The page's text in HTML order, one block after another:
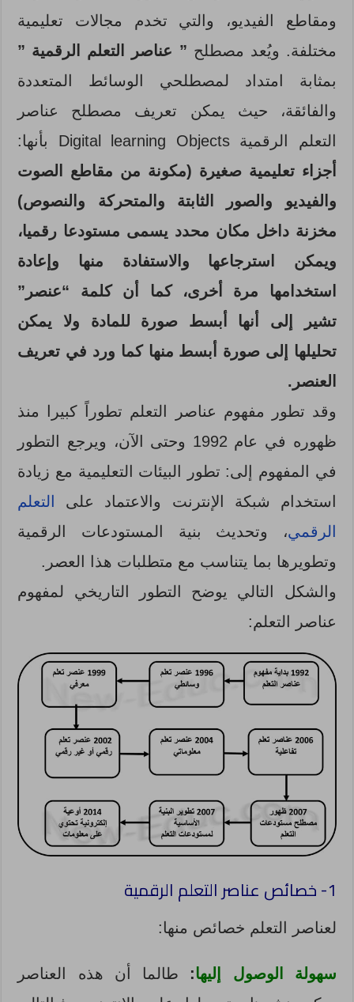
ومقاطع الفيديو، والتي تخدم مجالات تعليمية
مختلفة. ويُعد مصطلح ” عناصر التعلم الرقمية ”
بمثابة امتداد لمصطلحي الوسائط المتعددة
والفائقة، حيث يمكن تعريف مصطلح عناصر
التعلم الرقمية Digital learning Objects بأنها:
أجزاء تعليمية صغيرة (مكونة من مقاطع الصوت
والفيديو والصور الثابتة والمتحركة والنصوص)
مخزنة داخل مكان محدد يسمى مستودعا رقميا،
ويمكن استرجاعها والاستفادة منها وإعادة
استخدامها مرة أخرى، كما أن كلمة “عنصر”
تشير إلى أنها أبسط صورة للمادة ولا يمكن
تحليلها إلى صورة أبسط منها كما ورد في تعريف
العنصر.
وقد تطور مفهوم عناصر التعلم تطوراً كبيرا منذ
ظهوره
في عام 1992 وحتى الآن، ويرجع التطور
في المفهوم إلى: تطور البيئات التعليمية مع زيادة
استخدام شبكة الإنترنت والاعتماد على
التعلم
الرقمي، وتحديث بنية المستودعات الرقمية
وتطويرها بما يتناسب مع متطلبات هذا العصر.
والشكل التالي يوضح التطور التاريخي لمفهوم
عناصر التعلم:
1- خصائص عناصر التعلم الرقمية
لعناصر التعلم خصائص منها:
سهولة الوصول إليها: طالما أن هذه العناصر